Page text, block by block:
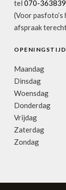
tel 070-
(Voor
afspraak
Maandag
Dinsdag
Woensdag
Donderdag
Vrijdag
Zaterdag
Zondag